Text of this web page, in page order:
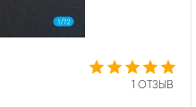
1 ОТЗЫВ